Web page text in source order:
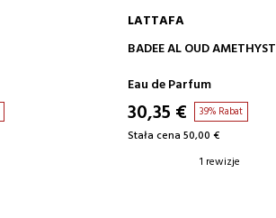
DODAJ DO KOSZYKA
LATTAFA
BADEE AL OUD AMETHYST
Eau de Parfum
30,35 € 39% Rabat
Stała cena 50,00 €
1 rewizje